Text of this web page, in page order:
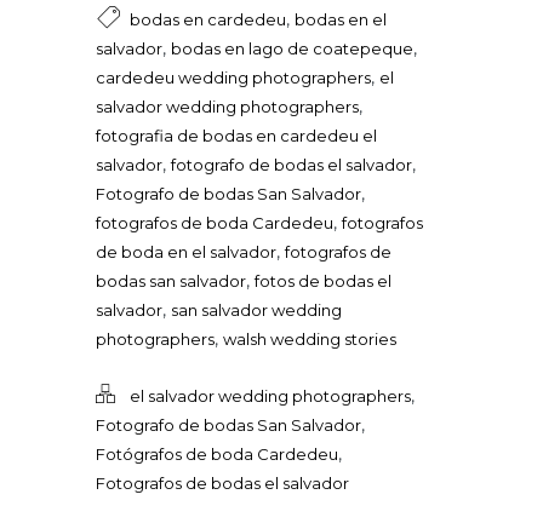
bodas en cardedeu, bodas en el
salvador, bodas en lago de coatepeque,
cardedeu wedding photographers, el
salvador wedding photographers,
fotografia de bodas en cardedeu el
salvador,fotografo de bodas el salvador,
Fotografo de bodas San Salvador,
fotografos de boda Cardedeu,fotografos
de boda en el salvador,fotografos de
bodas san salvador,fotos de bodas el
salvador, san salvador wedding
photographers, walsh wedding stories
el salvador wedding photographers,
Fotografo de bodas San Salvador,
Fotógrafos de boda Cardedeu,
Fotografos de bodas el salvador